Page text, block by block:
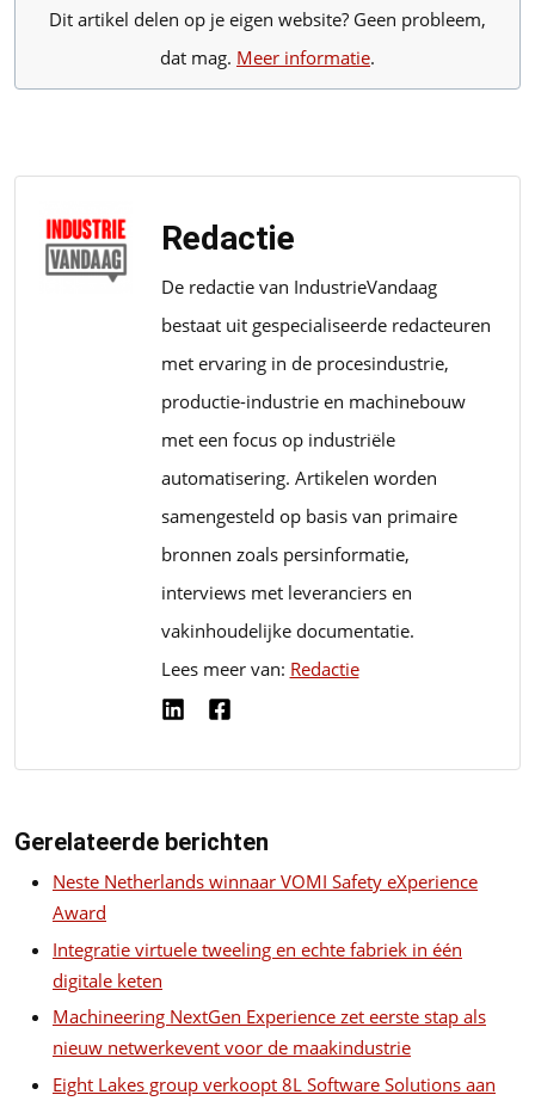
Dit artikel delen op je eigen website? Geen probleem,
dat mag. Meer informatie.
Redactie
De redactie van IndustrieVandaag
bestaat uit gespecialiseerde redacteuren
met ervaring in de procesindustrie,
productie-industrie en machinebouw
met een focus op industriële
automatisering. Artikelen worden
samengesteld op basis van primaire
bronnen zoals persinformatie,
interviews met leveranciers en
vakinhoudelijke documentatie.
Lees meer van: Redactie
Gerelateerde berichten
Neste Netherlands winnaar VOMI Safety eXperience
Award
Integratie virtuele tweeling en echte fabriek in één
digitale keten
Machineering NextGen Experience zet eerste stap als
nieuw netwerkevent voor de maakindustrie
Eight Lakes group verkoopt 8L Software Solutions aan